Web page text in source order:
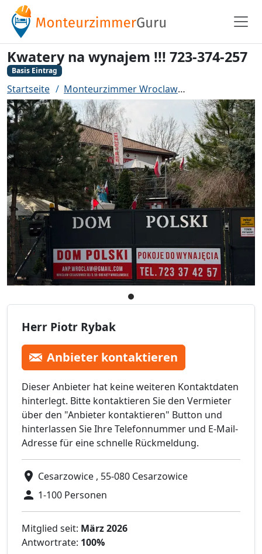
Kwatery na wynajem !!! 723-374-257
Basis Eintrag
Startseite Monteurzimmer Wroclaw
Herr Piotr Rybak
Anbieter kontaktieren
Dieser Anbieter hat keine weiteren Kontaktdaten
hinterlegt. Bitte kontaktieren Sie den Vermieter
über den "Anbieter kontaktieren" Button und
hinterlassen Sie Ihre Telefonnummer und E-Mail-
Adresse für eine schnelle Rückmeldung.
Cesarzowice , 55-080 Cesarzowice
1-100 Personen
Mitglied seit: März 2026
Antwortrate: 100%